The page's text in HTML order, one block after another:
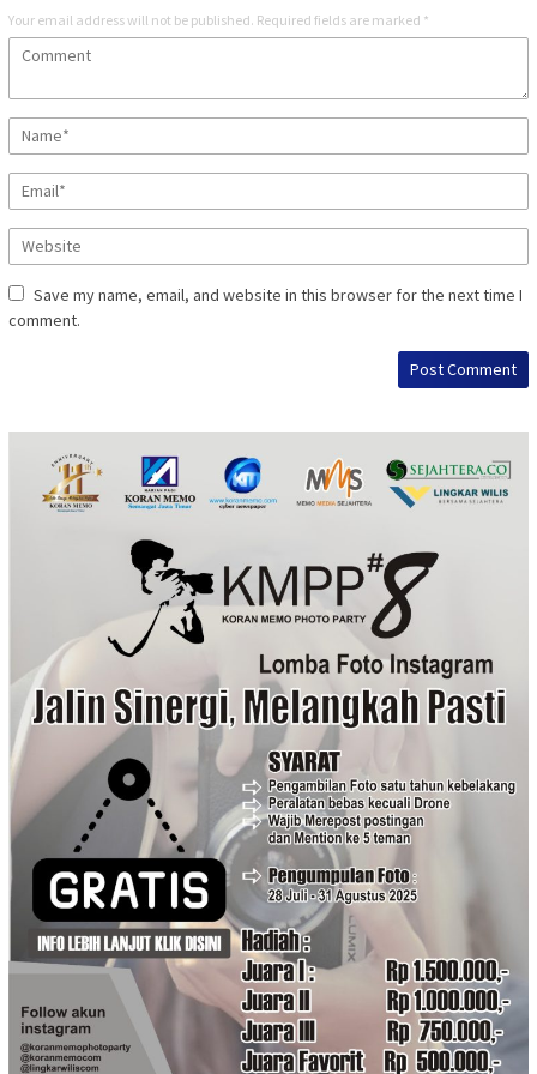
Your email address will not be published. Required fields are marked *
Save my name, email, and website in this browser for the next time I
comment.